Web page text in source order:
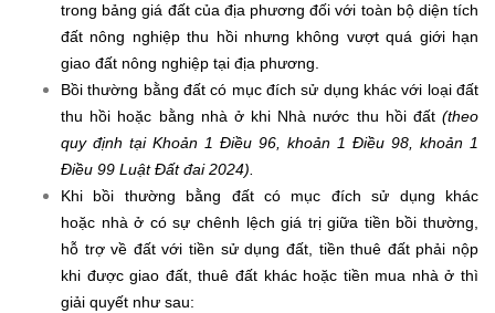
trong bảng giá đất của địa phương đối với toàn bộ diện tích
đất nông nghiệp thu hồi nhưng không vượt quá giới hạn
giao đất nông nghiệp tại địa phương.
Bồi thường bằng đất có mục đích sử dụng khác với loại đất
thu hồi hoặc bằng nhà ở khi Nhà nước thu hồi đất (theo
quy định tại Khoản 1 Điều 96, khoản 1 Điều 98, khoản 1
Điều 99 Luật Đất đai 2024).
Khi bồi thường bằng đất có mục đích sử dụng khác
hoặc nhà ở có sự chênh lệch giá trị giữa tiền bồi thường,
hỗ trợ về đất với tiền sử dụng đất, tiền thuê đất phải nộp
khi được giao đất, thuê đất khác hoặc tiền mua nhà ở thì
giải quyết như sau: